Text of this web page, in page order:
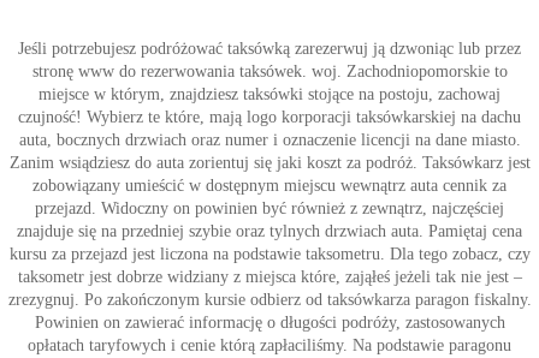
Jeśli potrzebujesz podróżować taksówką zarezerwuj ją dzwoniąc lub przez
stronę www do rezerwowania taksówek. woj. Zachodniopomorskie to
miejsce w którym, znajdziesz taksówki stojące na postoju, zachowaj
czujność! Wybierz te które, mają logo korporacji taksówkarskiej na dachu
auta, bocznych drzwiach oraz numer i oznaczenie licencji na dane miasto.
Zanim wsiądziesz do auta zorientuj się jaki koszt za podróż. Taksówkarz jest
zobowiązany umieścić w dostępnym miejscu wewnątrz auta cennik za
przejazd. Widoczny on powinien być również z zewnątrz, najczęściej
znajduje się na przedniej szybie oraz tylnych drzwiach auta. Pamiętaj cena
kursu za przejazd jest liczona na podstawie taksometru. Dla tego zobacz, czy
taksometr jest dobrze widziany z miejsca które, zająłeś jeżeli tak nie jest –
zrezygnuj. Po zakończonym kursie odbierz od taksówkarza paragon fiskalny.
Powinien on zawierać informację o długości podróży, zastosowanych
opłatach taryfowych i cenie którą zapłaciliśmy. Na podstawie paragonu